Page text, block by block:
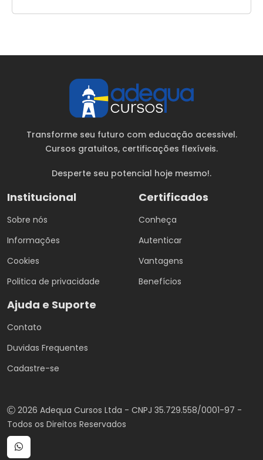
Transforme seu futuro com educação acessivel.
Cursos gratuitos, certificações flexíveis.
Desperte seu potencial hoje mesmo!.
Institucional
Sobre nós
Informações
Cookies
Politica de privacidade
Certificados
Conheça
Autenticar
Vantagens
Benefícios
Ajuda e Suporte
Contato
Duvidas Frequentes
Cadastre-se
2026 Adequa Cursos Ltda - CNPJ 35.729.558/0001-97 -
Todos os Direitos Reservados